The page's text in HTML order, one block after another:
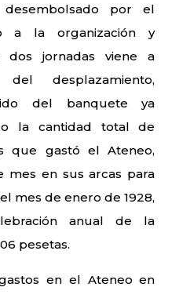
por el
a la organización y
dos jornadas viene a
desplazamiento,
del banquete ya
la cantidad total de
que gastó el Ateneo,
mes en sus arcas para
mes de enero de 1928,
anual de la
pesetas.
en el Ateneo en